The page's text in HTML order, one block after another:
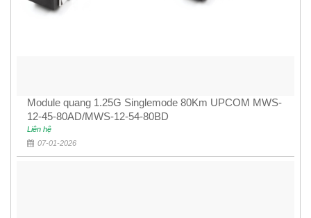
Module quang 1.25G Singlemode 80Km UPCOM MWS-
12-45-80AD/MWS-12-54-80BD
Liên hệ
07-01-2026